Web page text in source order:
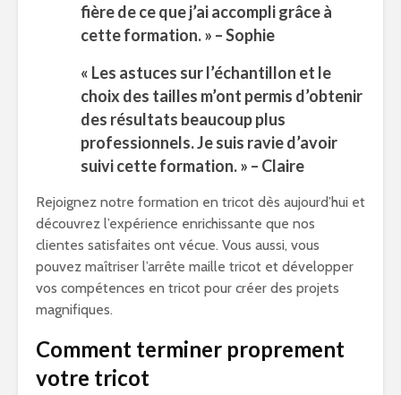
fière de ce que j’ai accompli grâce à
cette formation. » – Sophie
« Les astuces sur l’échantillon et le
choix des tailles m’ont permis d’obtenir
des résultats beaucoup plus
professionnels. Je suis ravie d’avoir
suivi cette formation. » – Claire
Rejoignez notre formation en tricot dès aujourd’hui et
découvrez l’expérience enrichissante que nos
clientes satisfaites ont vécue. Vous aussi, vous
pouvez maîtriser l’arrête maille tricot et développer
vos compétences en tricot pour créer des projets
magnifiques.
Comment terminer proprement
votre tricot